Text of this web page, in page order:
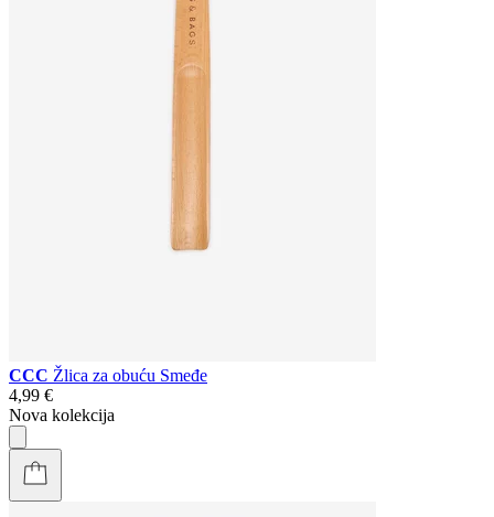
CCC Žlica za obuću Smeđe
4,99 €
Nova kolekcija